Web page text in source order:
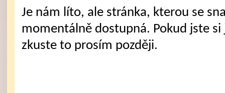
Je nám líto, ale stránka, kterou se
momentálně dostupná. Pokud jste
zkuste to prosím později.